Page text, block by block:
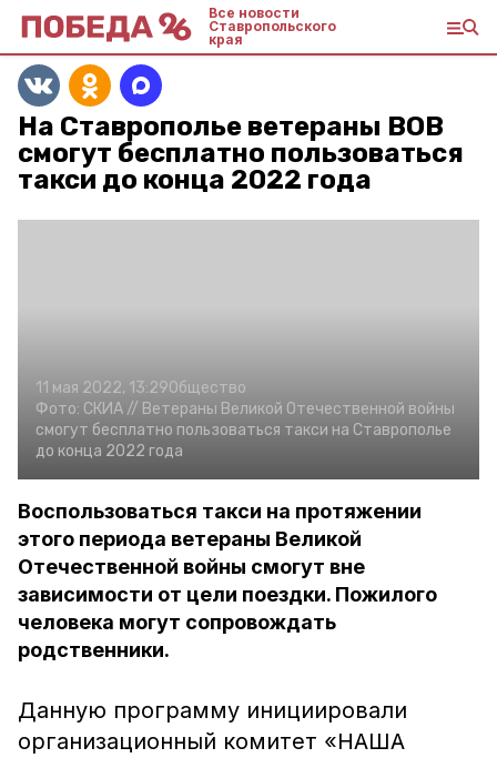
Все новости
Ставропольского
края
На Ставрополье ветераны ВОВ
смогут бесплатно пользоваться
такси до конца 2022 года
11 мая 2022, 13:29Общество
Фото: СКИА // Ветераны Великой Отечественной войны
смогут бесплатно пользоваться такси на Ставрополье
до конца 2022 года
Воспользоваться такси на протяжении
этого периода ветераны Великой
Отечественной войны смогут вне
зависимости от цели поездки. Пожилого
человека могут сопровождать
родственники.
Данную программу инициировали
организационный комитет «НАША